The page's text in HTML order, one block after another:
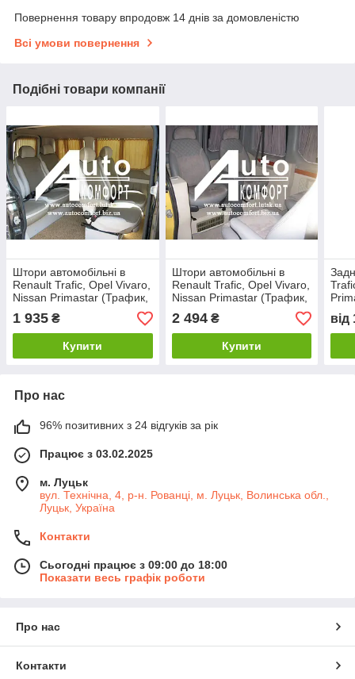
Повернення товару впродовж 14 днів за домовленістю
Всі умови повернення
Подібні товари компанії
Штори автомобільні в
Renault Trafic, Opel Vivaro,
Nissan Primastar (Трафик,
Віваро, Примастар) бежеві
з
1 935 ₴
Купити
Штори автомобільні в
Renault Trafic, Opel Vivaro,
Nissan Primastar (Трафик,
Віваро, Примастар) сірі з
2 494₴
Купити
від
Про нас
96% позитивних з 24 відгуків за рік
Працює з 03.02.2025
м. Луцьк
вул. Технічна, 4, р-н. Рованці, м. Луцьк, Волинська обл.,
Луцьк, Україна
Контакти
Сьогодні працює з 09:00 до 18:00
Показати весь графік роботи
Про нас
Контакти